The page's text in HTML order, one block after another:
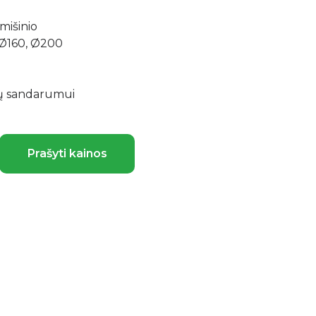
Ø200
sandarumui
Prašyti kainos